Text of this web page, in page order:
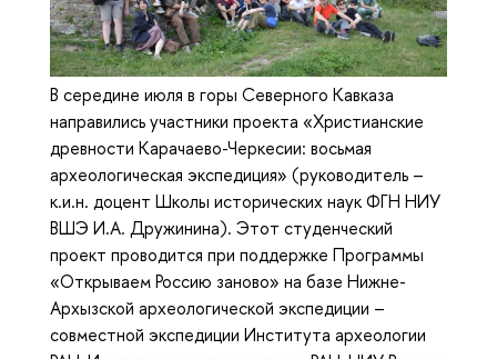
В середине июля в горы Северного Кавказа
направились участники проекта «Христианские
древности Карачаево-Черкесии: восьмая
археологическая экспедиция» (руководитель –
к.и.н. доцент Школы исторических наук ФГН НИУ
ВШЭ И.А. Дружинина). Этот студенческий
проект проводится при поддержке Программы
«Открываем Россию заново» на базе Нижне-
Архызской археологической экспедиции –
совместной экспедиции Института археологии